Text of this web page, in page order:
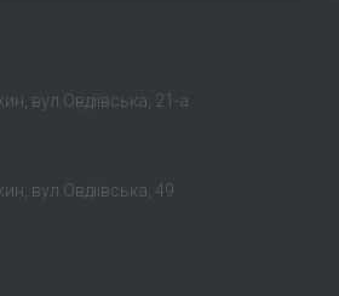
вул.Овдіївська, 21-а
вул.Овдіівська, 49